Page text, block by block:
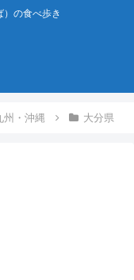
の食べ歩き
州・沖縄 大分県